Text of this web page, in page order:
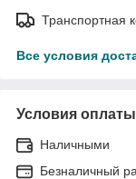
Транспортная
Все условия
Условия оплаты
Наличными
Безналичный